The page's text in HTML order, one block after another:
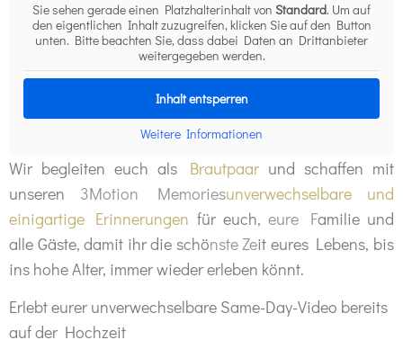
Sie sehen gerade einen Platzhalterinhalt von Standard. Um auf
den eigentlichen Inhalt zuzugreifen, klicken Sie auf den Button
unten. Bitte beachten Sie, dass dabei Daten an Drittanbieter
weitergegeben werden.
Inhalt entsperren
Weitere Informationen
Wir begleiten euch als Brautpaar und schaffen mit
unseren 3Motion Memoriesunverwechselbare und
einigartige Erinnerungen für euch,eure Familie und
alle Gäste, damit ihr die schönste Zeit eures Lebens, bis
ins hohe Alter, immer wieder erleben könnt.
Erlebt eurer unverwechselbare Same-Day-Video bereits
auf der Hochzeit